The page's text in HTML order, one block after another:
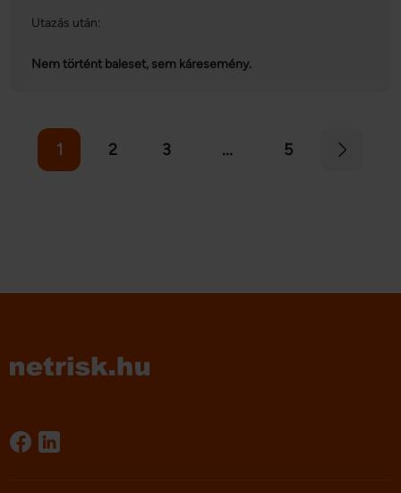
Utazás után:
Nem történt baleset, sem káresemény.
1 2 3 ... 5